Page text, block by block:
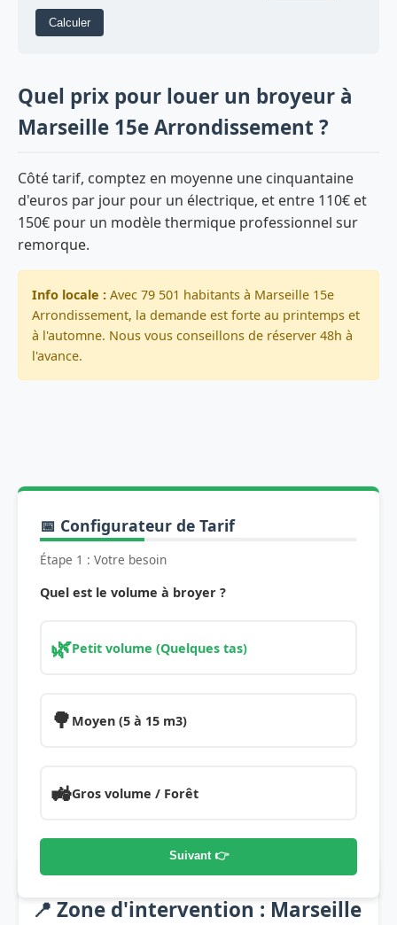
Calculer
Quel prix pour louer un broyeur à
Marseille 15e Arrondissement ?
Côté tarif, comptez en moyenne une cinquantaine
d'euros par jour pour un électrique, et entre 110€ et
150€ pour un modèle thermique professionnel sur
remorque.
Info locale : Avec 79 501 habitants à Marseille 15e
Arrondissement, la demande est forte au printemps et
à l'automne. Nous vous conseillons de réserver 48h à
l'avance.
📅 Configurateur de Tarif
Étape 1 : Votre besoin
Quel est le volume à broyer ?
🌿Petit volume (Quelques tas)
🌳 Moyen (5 à 15 m3)
🚜Gros volume / Forêt
Suivant 👉
📍 Zone d'intervention : Marseille